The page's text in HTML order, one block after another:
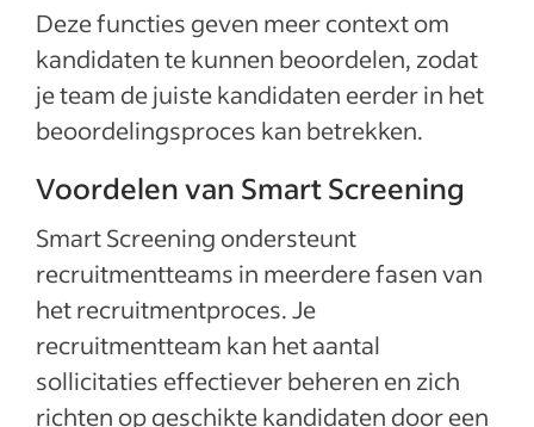
Deze functies geven meer context om
kandidaten te kunnen beoordelen, zodat
je team de juiste kandidaten eerder in het
beoordelingsproces kan betrekken.
Voordelen van Smart Screening
Smart Screening ondersteunt
recruitmentteams in meerdere fasen van
het recruitmentproces. Je
recruitmentteam kan het aantal
sollicitaties effectiever beheren en zich
richten op geschikte kandidaten door een